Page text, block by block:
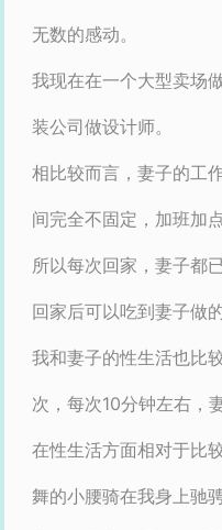
无数的感动。
我现在在一个大型卖场
装公司做设计师。
相比较而言，妻子的工
间完全不固定，加班加
所以每次回家，妻子都
回家后可以吃到妻子做
我和妻子的性生活也比
次，每次10分钟左右，
在性生活方面相对于比
舞的小腰骑在我身上驰